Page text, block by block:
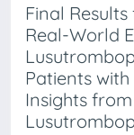
Final
Real-World
Patients
Insights